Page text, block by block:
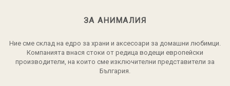
ЗА АНИМАЛИЯ
Ние сме склад на едро за храни и аксесоари за домашни любимци.
Компанията внася стоки от редица водещи европейски
производители, на които сме изключителни представители за
България.